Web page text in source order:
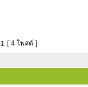
1 [ 4 โพสต์ ]